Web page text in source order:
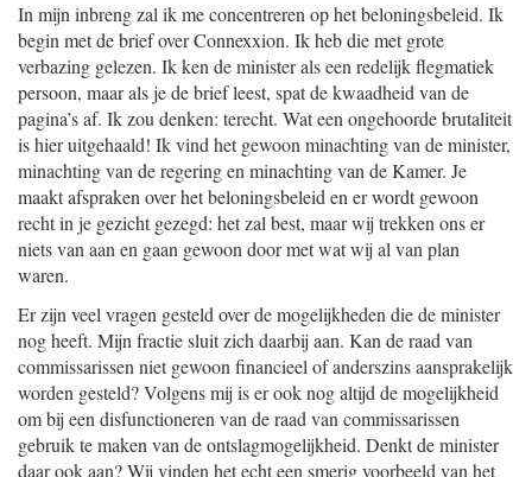
In mijn inbreng zal ik me concentreren op het beloningsbeleid. Ik
begin met de brief over Connexxion. Ik heb die met grote
verbazing gelezen. Ik ken de minister als een redelijk flegmatiek
persoon, maar als je de brief leest, spat de kwaadheid van de
pagina’s af. Ik zou denken: terecht. Wat een ongehoorde brutaliteit
is hier uitgehaald! Ik vind het gewoon minachting van de minister,
minachting van de regering en minachting van de Kamer. Je
maakt afspraken over het beloningsbeleid en er wordt gewoon
recht in je gezicht gezegd: het zal best, maar wij trekken ons er
niets van aan en gaan gewoon door met wat wij al van plan
waren.
Er zijn veel vragen gesteld over de mogelijkheden die de minister
nog heeft. Mijn fractie sluit zich daarbij aan. Kan de raad van
commissarissen niet gewoon financieel of anderszins aansprakelijk
worden gesteld? Volgens mij is er ook nog altijd de mogelijkheid
om bij een disfunctioneren van de raad van commissarissen
gebruik te maken van de ontslagmogelijkheid. Denkt de minister
daar ook aan? Wij vinden het echt een smerig voorbeeld van het